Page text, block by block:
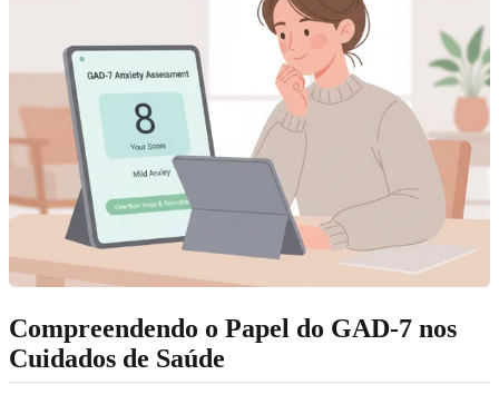
Compreendendo o Papel do GAD-7 nos
Cuidados de Saúde